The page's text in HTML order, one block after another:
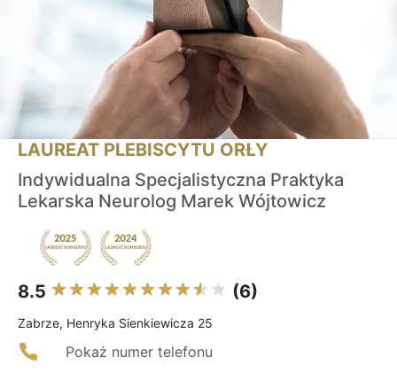
LAUREAT PLEBISCYTU ORŁY
Indywidualna Specjalistyczna Praktyka
Lekarska Neurolog Marek Wójtowicz
8.5 (6)
Zabrze, Henryka Sienkiewicza 25
Pokaż numer telefonu